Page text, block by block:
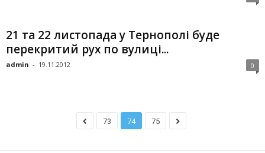
21 та 22 листопада у Тернополі буде
перекритий рух по вулиці...
admin - 19.11.2012 0
73 74 75